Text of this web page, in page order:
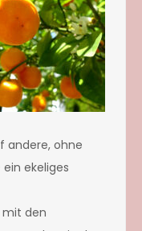
andere, ohne
ekeliges
mit den